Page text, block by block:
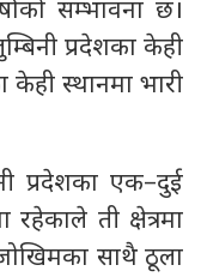
सम्भावना छ।
प्रदेशका केही
केही स्थानमा भारी
प्रदेशका एक–दुई
रहेकाले ती क्षेत्रमा
साथै ठूला